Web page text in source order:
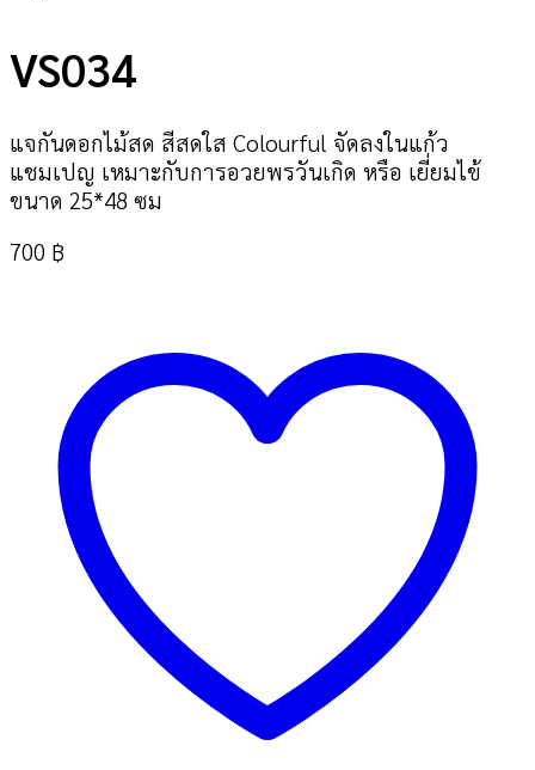
VS034
แจกันดอกไม้สด สีสดใส Colourful จัดลงในแก้ว
แชมเปญ เหมาะกับการอวยพรวันเกิด หรือ เยี่ยมไข้
ขนาด 25*48 ซม
700 ฿